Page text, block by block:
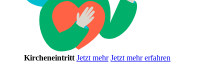
Kircheneintritt Jetzt mehr Jetzt mehr erfahren